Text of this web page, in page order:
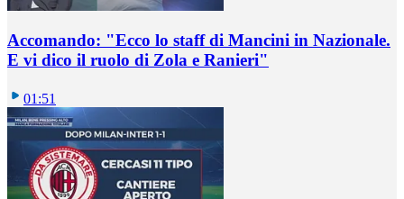
Accomando: "Ecco lo staff di Mancini in Nazionale.
E vi dico il ruolo di Zola e Ranieri"
01:51